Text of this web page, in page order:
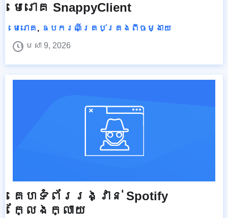
មេរោគ SnappyClient
មេរោគ , ឧបករណ៍គ្រប់គ្រងពីចម្ងាយ
មេសា 9, 2026
គេហទំព័ររង្វាន់ Spotify
ក្លែងក្លាយ